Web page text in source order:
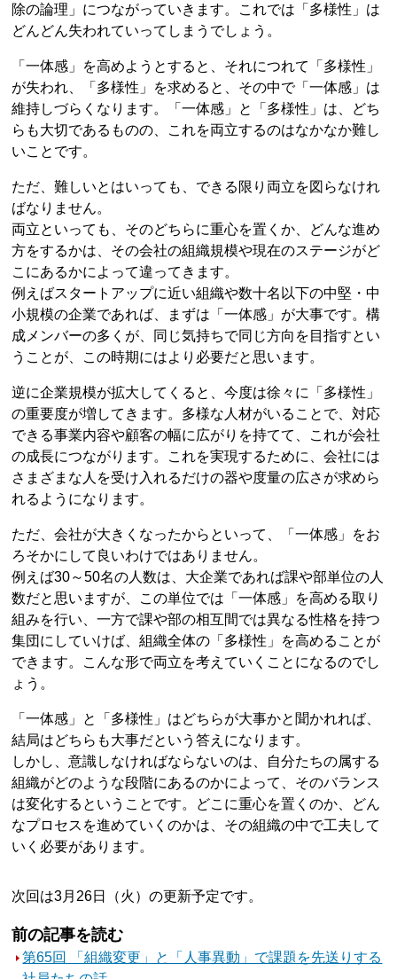
除の論理」につながっていきます。これでは「多様性」は
どんどん失われていってしまうでしょう。
「一体感」を高めようとすると、それにつれて「多様性」
が失われ、「多様性」を求めると、その中で「一体感」は
維持しづらくなります。「一体感」と「多様性」は、どち
らも大切であるものの、これを両立するのはなかなか難し
いことです。
ただ、難しいとはいっても、できる限り両立を図らなけれ
ばなりません。
両立といっても、そのどちらに重心を置くか、どんな進め
方をするかは、その会社の組織規模や現在のステージがど
こにあるかによって違ってきます。
例えばスタートアップに近い組織や数十名以下の中堅・中
小規模の企業であれば、まずは「一体感」が大事です。構
成メンバーの多くが、同じ気持ちで同じ方向を目指すとい
うことが、この時期にはより必要だと思います。
逆に企業規模が拡大してくると、今度は徐々に「多様性」
の重要度が増してきます。多様な人材がいることで、対応
できる事業内容や顧客の幅に広がりを持てて、これが会社
の成長につながります。これを実現するために、会社には
さまざまな人を受け入れるだけの器や度量の広さが求めら
れるようになります。
ただ、会社が大きくなったからといって、「一体感」をお
ろそかにして良いわけではありません。
例えば30～50名の人数は、大企業であれば課や部単位の人
数だと思いますが、この単位では「一体感」を高める取り
組みを行い、一方で課や部の相互間では異なる性格を持つ
集団にしていけば、組織全体の「多様性」を高めることが
できます。こんな形で両立を考えていくことになるのでし
ょう。
「一体感」と「多様性」はどちらが大事かと聞かれれば、
結局はどちらも大事だという答えになります。
しかし、意識しなければならないのは、自分たちの属する
組織がどのような段階にあるのかによって、そのバランス
は変化するということです。どこに重心を置くのか、どん
なプロセスを進めていくのかは、その組織の中で工夫して
いく必要があります。
次回は3月26日（火）の更新予定です。
前の記事を読む
第65回 「組織変更」と「人事異動」で課題を先送りする